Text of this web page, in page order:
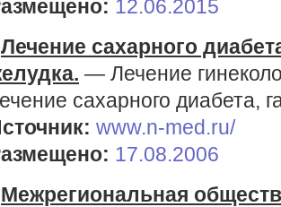
12.06.2015
Лечение сахарного
— Лечение
сахарного диабета,
www.n-med.ru/
17.08.2006
Межрегиональная